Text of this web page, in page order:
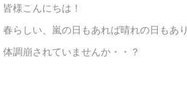
皆様こんにちは！
春らしい、嵐の日もあれば晴れの日もあり
体調崩されていませんか・・？